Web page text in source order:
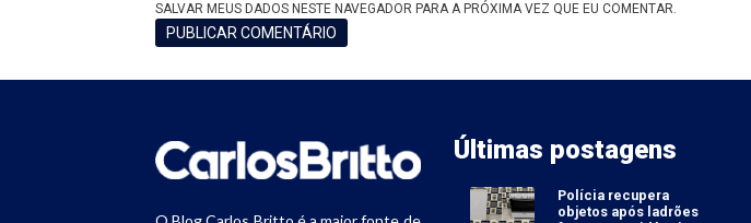
SALVAR MEUS DADOS NESTE NAVEGADOR PARA A PRÓXIMA VEZ QUE EU COMENTAR.
Últimas postagens
Polícia recupera
objetos após ladrões